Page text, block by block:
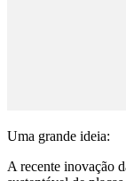
Uma grande ideia:
A recente inovação